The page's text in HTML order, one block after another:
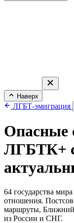
Наверх
ЛГБТ-эмиграция
Опасные
ЛГБТК+
64 государства
отношения.
маршруты,
из России и СНГ.